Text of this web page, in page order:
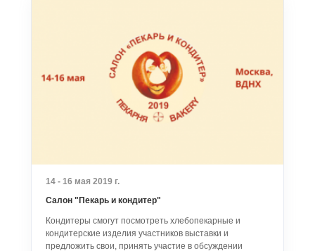
14 - 16 мая 2019 г.
Салон "Пекарь и кондитер"
Кондитеры смогут посмотреть хлебопекарные и
кондитерские изделия участников выставки и
предложить свои, принять участие в обсуждении